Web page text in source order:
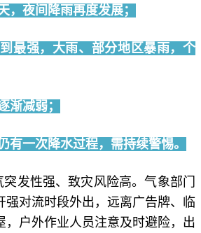
，夜间降雨再度发展；
最强，大雨、部分地区暴雨，个
渐减弱；
有一次降水过程，需持续警惕。
发性强、致灾风险高。气象部门
强对流时段外出，远离广告牌、临
，户外作业人员注意及时避险，出